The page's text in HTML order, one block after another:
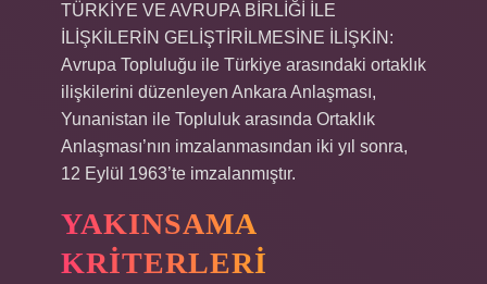
TÜRKİYE VE AVRUPA BİRLİĞİ İLE
İLİŞKİLERİN GELİŞTİRİLMESİNE İLİŞKİN:
Avrupa Topluluğu ile Türkiye arasındaki ortaklık
ilişkilerini düzenleyen Ankara Anlaşması,
Yunanistan ile Topluluk arasında Ortaklık
Anlaşması’nın imzalanmasından iki yıl sonra,
12 Eylül 1963’te imzalanmıştır.
YAKINSAMA
KRITERLERI